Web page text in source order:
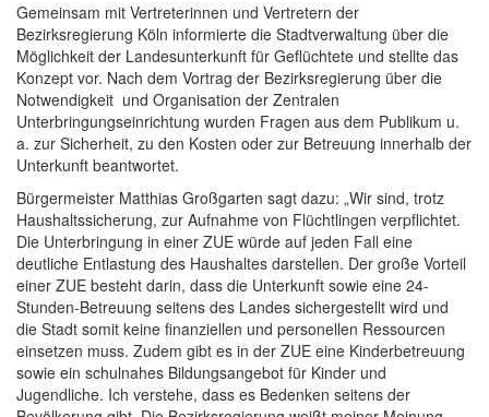
Gemeinsam mit Vertreterinnen und Vertretern der
Bezirksregierung Köln informierte die Stadtverwaltung über die
Möglichkeit der Landesunterkunft für Geflüchtete und stellte das
Konzept vor. Nach dem Vortrag der Bezirksregierung über die
Notwendigkeit und Organisation der Zentralen
Unterbringungseinrichtung wurden Fragen aus dem Publikum u.
a. zur Sicherheit, zu den Kosten oder zur Betreuung innerhalb der
Unterkunft beantwortet.
Bürgermeister Matthias Großgarten sagt dazu: „Wir sind, trotz
Haushaltssicherung, zur Aufnahme von Flüchtlingen verpflichtet.
Die Unterbringung in einer ZUE würde auf jeden Fall eine
deutliche Entlastung des Haushaltes darstellen. Der große Vorteil
einer ZUE besteht darin, dass die Unterkunft sowie eine 24-
Stunden-Betreuung seitens des Landes sichergestellt wird und
die Stadt somit keine finanziellen und personellen Ressourcen
einsetzen muss. Zudem gibt es in der ZUE eine Kinderbetreuung
sowie ein schulnahes Bildungsangebot für Kinder und
Jugendliche. Ich verstehe, dass es Bedenken seitens der